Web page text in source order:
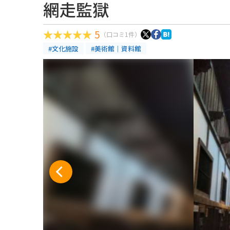
網走監獄
5 （口コミ1件）
#文化施設 #美術館｜資料館